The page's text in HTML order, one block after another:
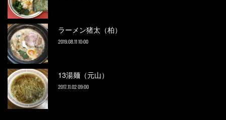
ラーメン猪太（柏）
2019.08.11 10:00
13湯麺（元山）
2017.11.02 09:00